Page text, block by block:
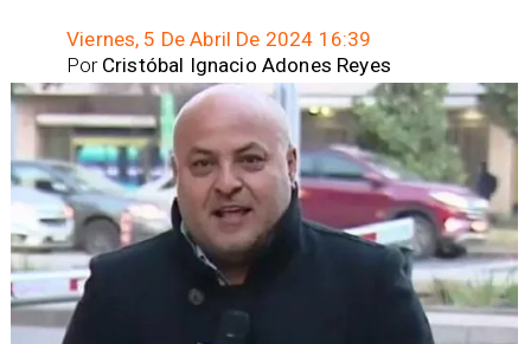
Viernes, 5 De Abril De 2024 16:39
Cristóbal Ignacio Adones Reyes
Por